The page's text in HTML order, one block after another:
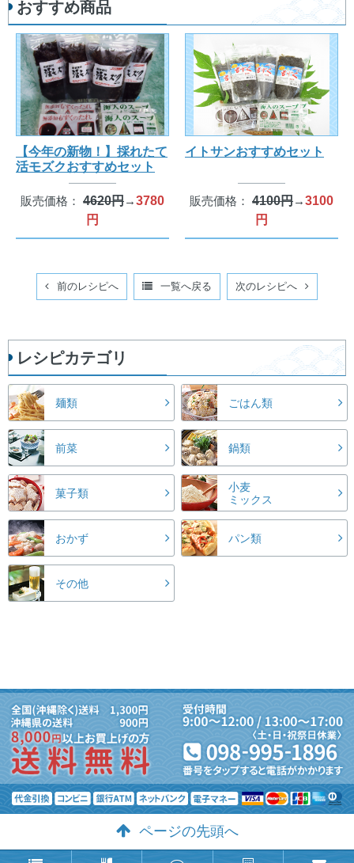
おすすめ商品
【今年の新物！】採れたて
活モズクおすすめセット
販売価格： 4620円→3780
円
イトサンおすすめセット
販売価格： 4100円→3100
円
前のレシピへ 一覧へ戻る 次のレシピへ
レシピカテゴリ
麺類 ごはん類
前菜 鍋類
菓子類
小麦
ミックス
おかず パン類
その他
ページの先頭へ